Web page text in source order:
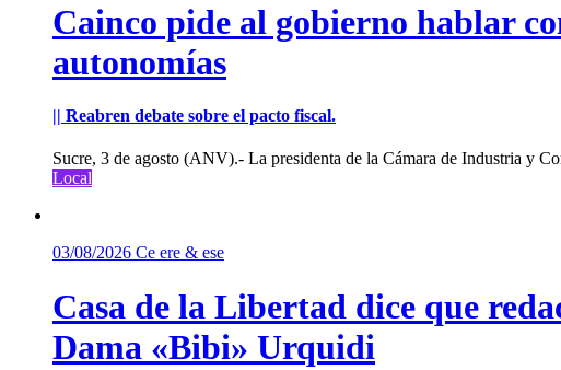
Cainco pide al gobierno hablar
autonomías
|| Reabren debate sobre el pacto fiscal.
Sucre, 3 de agosto (ANV).- La presidenta de la Cámara de Industria y
Local
03/08/2026 Ce ere & ese
Casa de la Libertad dice que
Dama «Bibi» Urquidi